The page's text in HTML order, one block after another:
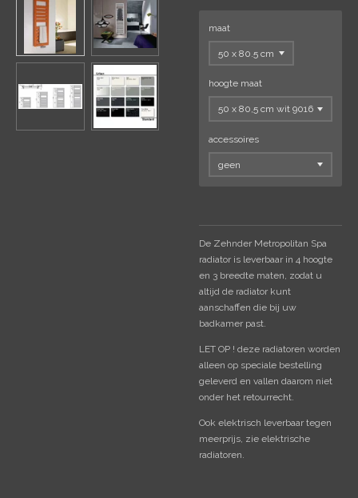
maat
hoogte maat
accessoires
De Zehnder Metropolitan Spa
radiator is leverbaar in 4 hoogte
en 3 breedte maten, zodat u
altijd de radiator kunt
aanschaffen die bij uw
badkamer past.
LET OP ! deze radiatoren worden
alleen op speciale bestelling
geleverd en vallen daarom niet
onder het retourrecht.
Ook elektrisch leverbaar tegen
meerprijs, zie elektrische
radiatoren.